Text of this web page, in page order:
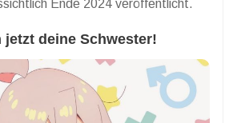
Ende 2024 veröffentlicht.
deine Schwester!